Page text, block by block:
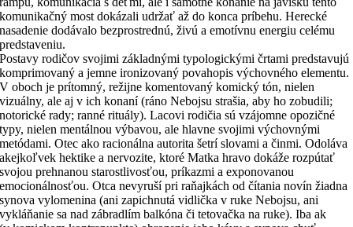
komunikačný most dokázali udržať až do konca príbehu. Herecké
nasadenie dodávalo bezprostrednú, živú a emotívnu energiu celému
predstaveniu.
Postavy rodičov svojimi základnými typologickými črtami predstavujú
komprimovaný a jemne ironizovaný povahopis výchovného elementu.
V oboch je prítomný, režijne komentovaný komický tón, nielen
vizuálny, ale aj v ich konaní (ráno Nebojsu strašia, aby ho zobudili;
notorické rady; ranné rituály). Lacovi rodičia sú vzájomne opozičné
typy, nielen mentálnou výbavou, ale hlavne svojimi výchovnými
metódami. Otec ako racionálna autorita šetrí slovami a činmi. Odoláva
akejkoľvek hektike a nervozite, ktoré Matka hravo dokáže rozpútať
svojou prehnanou starostlivosťou, príkazmi a exponovanou
emocionálnosťou. Otca nevyruší pri raňajkách od čítania novín žiadna
synova vylomenina (ani zapichnutá vidlička v ruke Nebojsu, ani
vykláňanie sa nad zábradlím balkóna či tetovačka na ruke). Iba ak